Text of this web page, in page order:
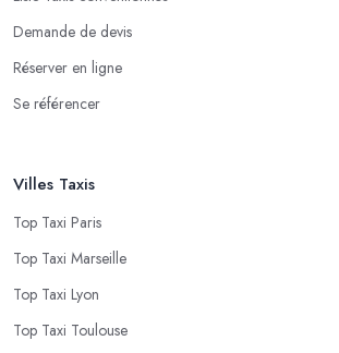
Demande de devis
Réserver en ligne
Se référencer
Villes Taxis
Top Taxi Paris
Top Taxi Marseille
Top Taxi Lyon
Top Taxi Toulouse